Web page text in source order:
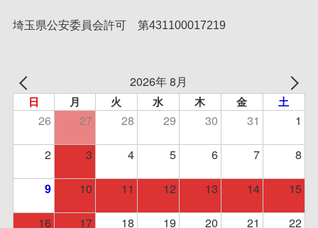
埼玉県公安委員会許可 第431100017219
2026年 8月
日 月 火 水 木 金 土
26 27 28 29 30 31
1
2
3 4 5 6 7 8
9 10 11 12 13 14
15
16
17 18 19 20 21 22